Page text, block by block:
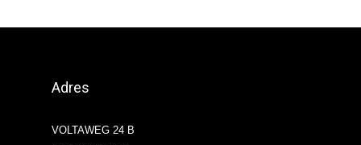
Adres
VOLTAWEG 24 B